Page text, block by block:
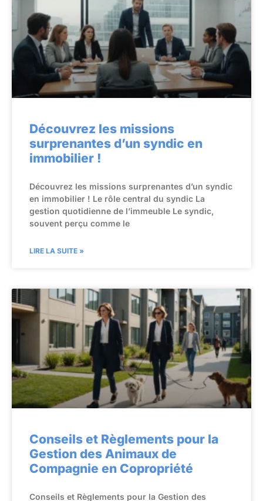
Découvrez les missions
surprenantes d’un syndic en
immobilier !
Découvrez les missions surprenantes d’un syndic
en immobilier ! Le rôle central du syndic La
gestion quotidienne de l’immeuble Le syndic,
souvent perçu comme le
LIRE LA SUITE »
Conseils et Règlements pour la
Gestion des Animaux de
Compagnie en Copropriété
Conseils et Règlements pour la Gestion des